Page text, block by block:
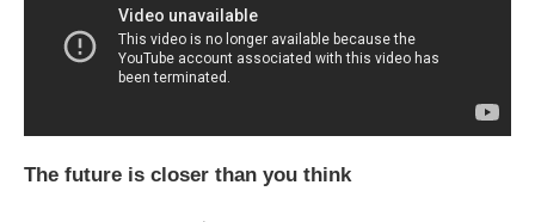
The future is closer than you think